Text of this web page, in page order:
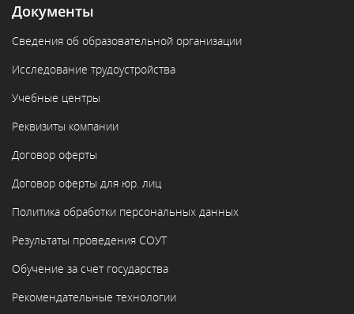
Документы
Сведения об образовательной организации
Исследование трудоустройства
Учебные центры
Реквизиты компании
Договор оферты
Договор оферты для юр. лиц
Политика обработки персональных данных
Результаты проведения СОУТ
Обучение за счет государства
Рекомендательные технологии